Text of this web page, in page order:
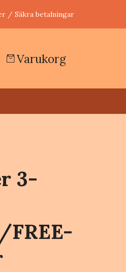
/ Säkra betalningar
Varukorg
3-